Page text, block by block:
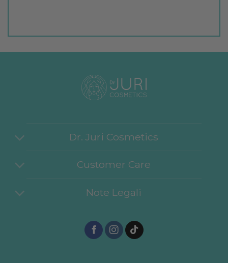
Dr. Juri Cosmetics
Customer Care
Note Legali